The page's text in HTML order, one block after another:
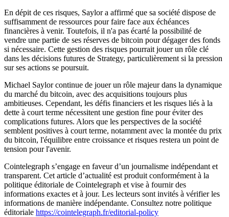
En dépit de ces risques, Saylor a affirmé que sa société dispose de
suffisamment de ressources pour faire face aux échéances
financières à venir. Toutefois, il n'a pas écarté la possibilité de
vendre une partie de ses réserves de bitcoin pour dégager des fonds
si nécessaire. Cette gestion des risques pourrait jouer un rôle clé
dans les décisions futures de Strategy, particulièrement si la pression
sur ses actions se poursuit.
Michael Saylor continue de jouer un rôle majeur dans la dynamique
du marché du bitcoin, avec des acquisitions toujours plus
ambitieuses. Cependant, les défis financiers et les risques liés à la
dette à court terme nécessitent une gestion fine pour éviter des
complications futures. Alors que les perspectives de la société
semblent positives à court terme, notamment avec la montée du prix
du bitcoin, l'équilibre entre croissance et risques restera un point de
tension pour l'avenir.
Cointelegraph s’engage en faveur d’un journalisme indépendant et
transparent. Cet article d’actualité est produit conformément à la
politique éditoriale de Cointelegraph et vise à fournir des
informations exactes et à jour. Les lecteurs sont invités à vérifier les
informations de manière indépendante. Consultez notre politique
éditoriale https://cointelegraph.fr/editorial-policy